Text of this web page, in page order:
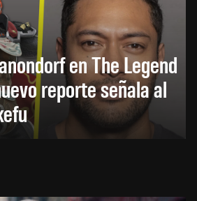
en The Legend
reporte señala al